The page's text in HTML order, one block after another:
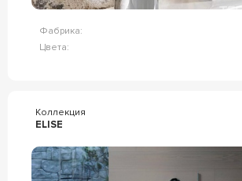
Фабрика:
Цвета:
Коллекция
ELISE